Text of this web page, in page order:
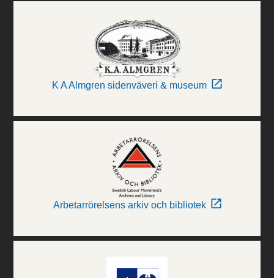
K A Almgren sidenväveri & museum
Arbetarrörelsens arkiv och bibliotek